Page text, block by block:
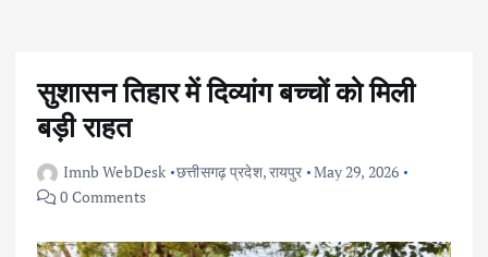
सुशासन तिहार में दिव्यांग बच्चों को मिली
बड़ी राहत
Imnb WebDesk छत्तीसगढ़ प्रदेश,रायपुर May 29, 2026
0 Comments